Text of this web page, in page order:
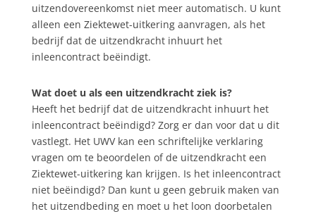
uitzendovereenkomst niet meer automatisch. U kunt
alleen een Ziektewet-uitkering aanvragen, als het
bedrijf dat de uitzendkracht inhuurt het
inleencontract beëindigt.
Wat doet u als een uitzendkracht ziek is?
Heeft het bedrijf dat de uitzendkracht inhuurt het
inleencontract beëindigd? Zorg er dan voor dat u dit
vastlegt. Het UWV kan een schriftelijke verklaring
vragen om te beoordelen of de uitzendkracht een
Ziektewet-uitkering kan krijgen. Is het inleencontract
niet beëindigd? Dan kunt u geen gebruik maken van
het uitzendbeding en moet u het loon doorbetalen